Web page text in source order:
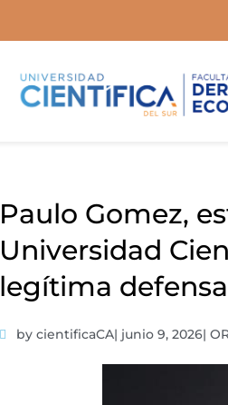
Paulo Gomez,
Universidad
legítima
by cientificaCA| junio 9, 2026|